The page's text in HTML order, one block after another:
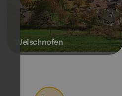
Welschnofen